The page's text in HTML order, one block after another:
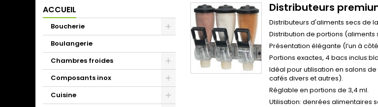
ACCUEIL
Boucherie
Boulangerie
Chambres froides
Composants inox
Cuisine
Distributeurs
Distributeurs d'aliments secs de la
Distribution de portions
Présentation élégante (l’un à
Portions exactes, 4 bacs
Idéal pour utilisation en salons
cafés divers et autres).
Réglable en portions de 3,4 ml.
Utilisation: denrées alimentaires